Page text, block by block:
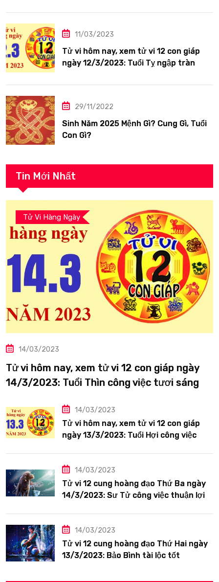
11/03/2023
Tử vi hôm nay, xem tử vi 12 con giáp
ngày 12/3/2023: Tuổi Tỵ ngập tràn
29/11/2022
Sinh Năm 2025 Mệnh Gì? Cung Gì, Tuổi
Con Gì?
Tin Mới Nhất
Tử Vi Hàng Ngày
14/03/2023
Tử vi hôm nay, xem tử vi 12 con giáp ngày
14/3/2023: Tuổi Thìn công việc tươi sáng
14/03/2023
Tử vi hôm nay, xem tử vi 12 con giáp
ngày 13/3/2023: Tuổi Hợi công việc
14/03/2023
Tử vi 12 cung hoàng đạo Thứ Ba ngày
14/3/2023: Sư Tử công việc thuận lợi
14/03/2023
Tử vi 12 cung hoàng đạo Thứ Hai ngày
13/3/2023: Bảo Bình tài lộc tốt